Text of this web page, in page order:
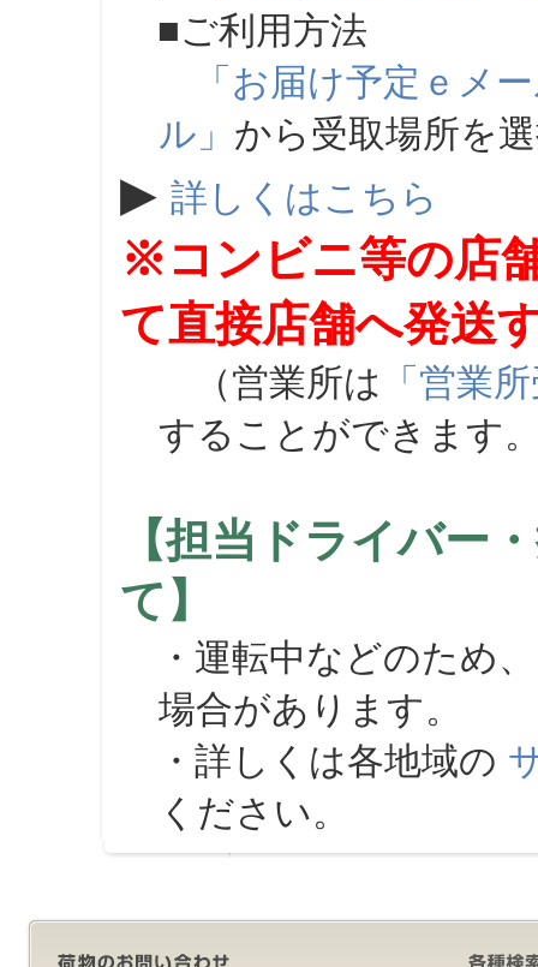
■ご利用方法
「お届け予定ｅメ
ル」 から受取場所を
▶ 詳しくはこちら
※コンビニ等の店
て直接店舗へ発送
（営業所は 「営業
することができます
【担当ドライバー
て】
・運転中などのため
場合があります。
・詳しくは各地域の
ください。